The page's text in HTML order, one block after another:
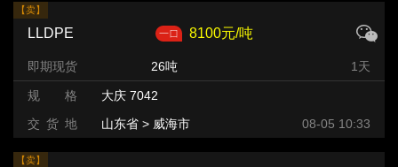
【卖】
LLDPE 8100元/吨
即期现货 26吨 1天
规 格
大庆 7042
交 货 地
山东省 > 威海市 08-05 10:33
【卖】